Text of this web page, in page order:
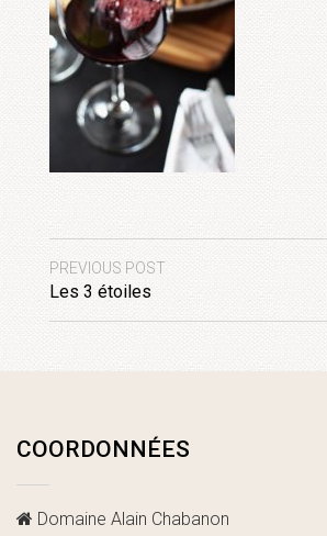
PREVIOUS POST
Les 3 étoiles
COORDONNÉES
Domaine Alain Chabanon